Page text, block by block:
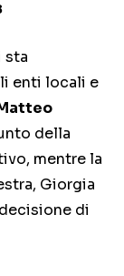
sta
enti locali e
della
mentre la
Giorgia
di